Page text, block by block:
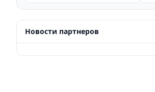
Новости партнеров